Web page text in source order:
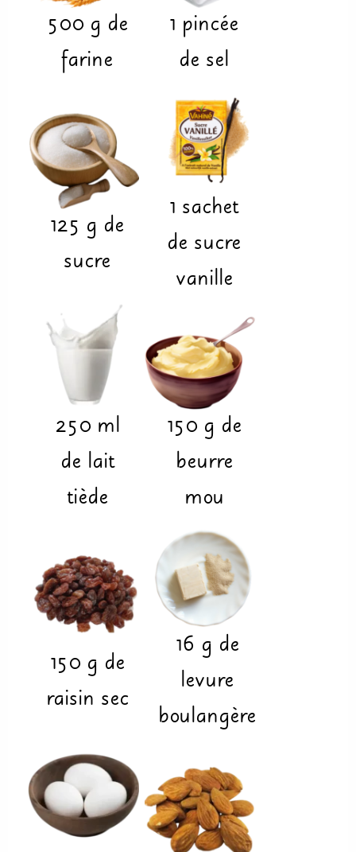
500 g de
farine
1 pincée
de sel
125 g de
sucre
1 sachet
de sucre
vanille
250 ml
de lait
tiède
150 g de
beurre
mou
150 g de
raisin sec
16 g de
levure
boulangère